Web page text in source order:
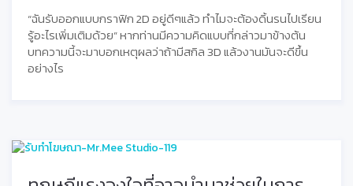
“ฉันรับออกแบบกราฟิก 2D อยู่ดีๆแล้ว ทำไมจะต้องดิ้นรนไปเรียน
รู้อะไรเพิ่มเติมด้วย” หากท่านมีความคิดแบบที่กล่าวมาข้างต้น
บทความนี้จะมาบอกเหตุผลว่าถ้ามีสกิล 3D แล้วงานมันจะดีขึ้น
อย่างไร